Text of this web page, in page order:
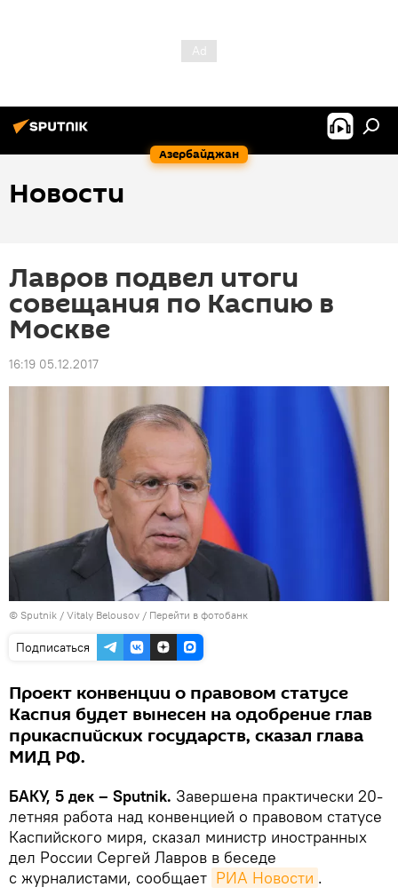
Азербайджан
Новости
Лавров подвел итоги
совещания по Каспию в
Москве
16:19 05.12.2017
© Sputnik / Vitaly Belousov / Перейти в фотобанк
Подписаться
Проект конвенции о правовом статусе
Каспия будет вынесен на одобрение глав
прикаспийских государств, сказал глава
МИД РФ.
БАКУ, 5 дек – Sputnik. Завершена практически 20-
летняя работа над конвенцией о правовом статусе
Каспийского миря, сказал министр иностранных
дел России Сергей Лавров в беседе
с журналистами, сообщает РИА Новости .